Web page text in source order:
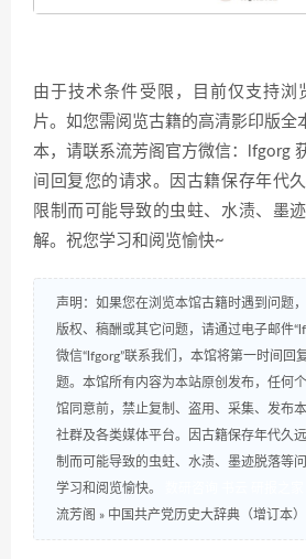
由于技术条件受限，目前仅支持浏
片。如您需阅览古籍的高清影印版全
本，请联系流芳阁官方微信：lfgorg
间回复您的请求。因古籍保存年代
限制而可能导致的虫蛀、水渍、墨
解。祝您学习和阅览愉快~
声明：如果您在浏览本馆古籍时遇到问题
版权、稿酬或其它问题，请通过电子邮件
微信“lfgorg”联系我们，本馆将第一时间回
题。本馆所有内容为本站原创发布，任何
馆同意前，禁止复制、盗用、采集、发布
社群及各类媒体平台。因古籍保存年代久
制而可能导致的虫蛀、水渍、墨迹脱落等
学习和阅览愉快。
流芳阁 » 中国共产党历史大辞典（增订本